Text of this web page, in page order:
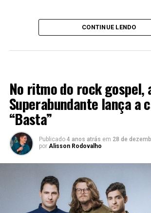
CONTINUE LENDO
No ritmo do rock gospel,
Superabundante lança a
“Basta”
Publicado 4 anos atrás em 28 de
por Alisson Rodovalho